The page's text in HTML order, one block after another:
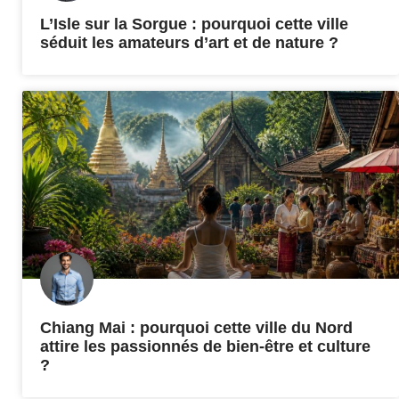
L’Isle sur la Sorgue : pourquoi cette ville
séduit les amateurs d’art et de nature ?
Chiang Mai : pourquoi cette ville du Nord
attire les passionnés de bien-être et culture
?